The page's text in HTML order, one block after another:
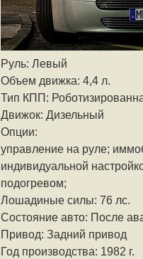
Руль: Левый
Объем движка: 4,4 л.
Тип КПП:
Движок: Дизельный
Опции:
управление на руле;
индивидуальной
подогревом;
Лошадиные силы: 76 лс.
Состояние авто: После
Привод: Задний привод
Год производства: 1982 г.